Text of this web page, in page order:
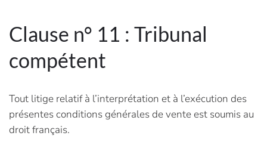
Clause n° 11 : Tribunal
compétent
Tout litige relatif à l’interprétation et à l’exécution des
présentes conditions générales de vente est soumis au
droit français.